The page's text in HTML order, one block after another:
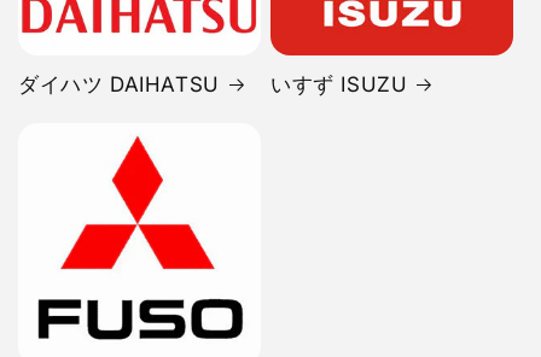
ダイハツ DAIHATSU いすず ISUZU